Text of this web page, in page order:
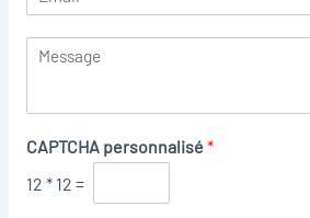
CAPTCHA personnalisé*
12 * 12 =